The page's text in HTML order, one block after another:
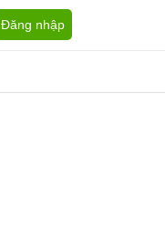
Đăng nhập